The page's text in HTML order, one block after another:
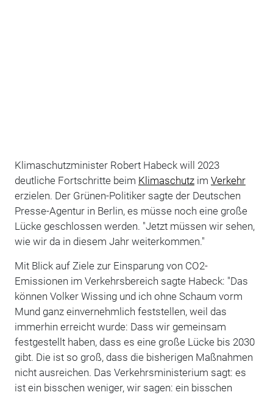
Klimaschutzminister Robert Habeck will 2023
deutliche Fortschritte beim Klimaschutzim Verkehr
erzielen. Der Grünen-Politiker sagte der Deutschen
Presse-Agentur in Berlin, es müsse noch eine große
Lücke geschlossen werden. "Jetzt müssen wir sehen,
wie wir da in diesem Jahr weiterkommen."
Mit Blick auf Ziele zur Einsparung von CO2-
Emissionen im Verkehrsbereich sagte Habeck: "Das
können Volker Wissing und ich ohne Schaum vorm
Mund ganz einvernehmlich feststellen, weil das
immerhin erreicht wurde: Dass wir gemeinsam
festgestellt haben, dass es eine große Lücke bis 2030
gibt. Die ist so groß, dass die bisherigen Maßnahmen
nicht ausreichen. Das Verkehrsministerium sagt: es
ist ein bisschen weniger, wir sagen: ein bisschen